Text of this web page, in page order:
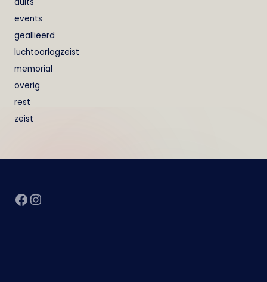
events
geallieerd
luchtoorlogzeist
memorial
overig
rest
zeist
Facebook
Instagram